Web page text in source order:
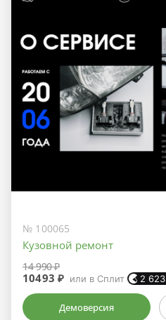
№ 100065
Кузовной ремонт
14 990 ₽
10493 ₽ или в Сплит 2 623
Демоверсия